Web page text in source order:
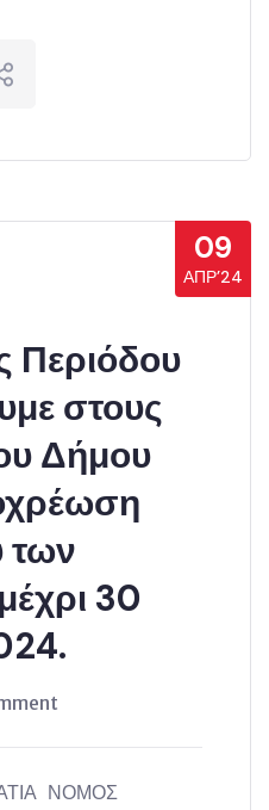
09
ΑΠΡ’24
Περιόδου
στους
Δήμου
των
30
ΝΟΜΟΣ